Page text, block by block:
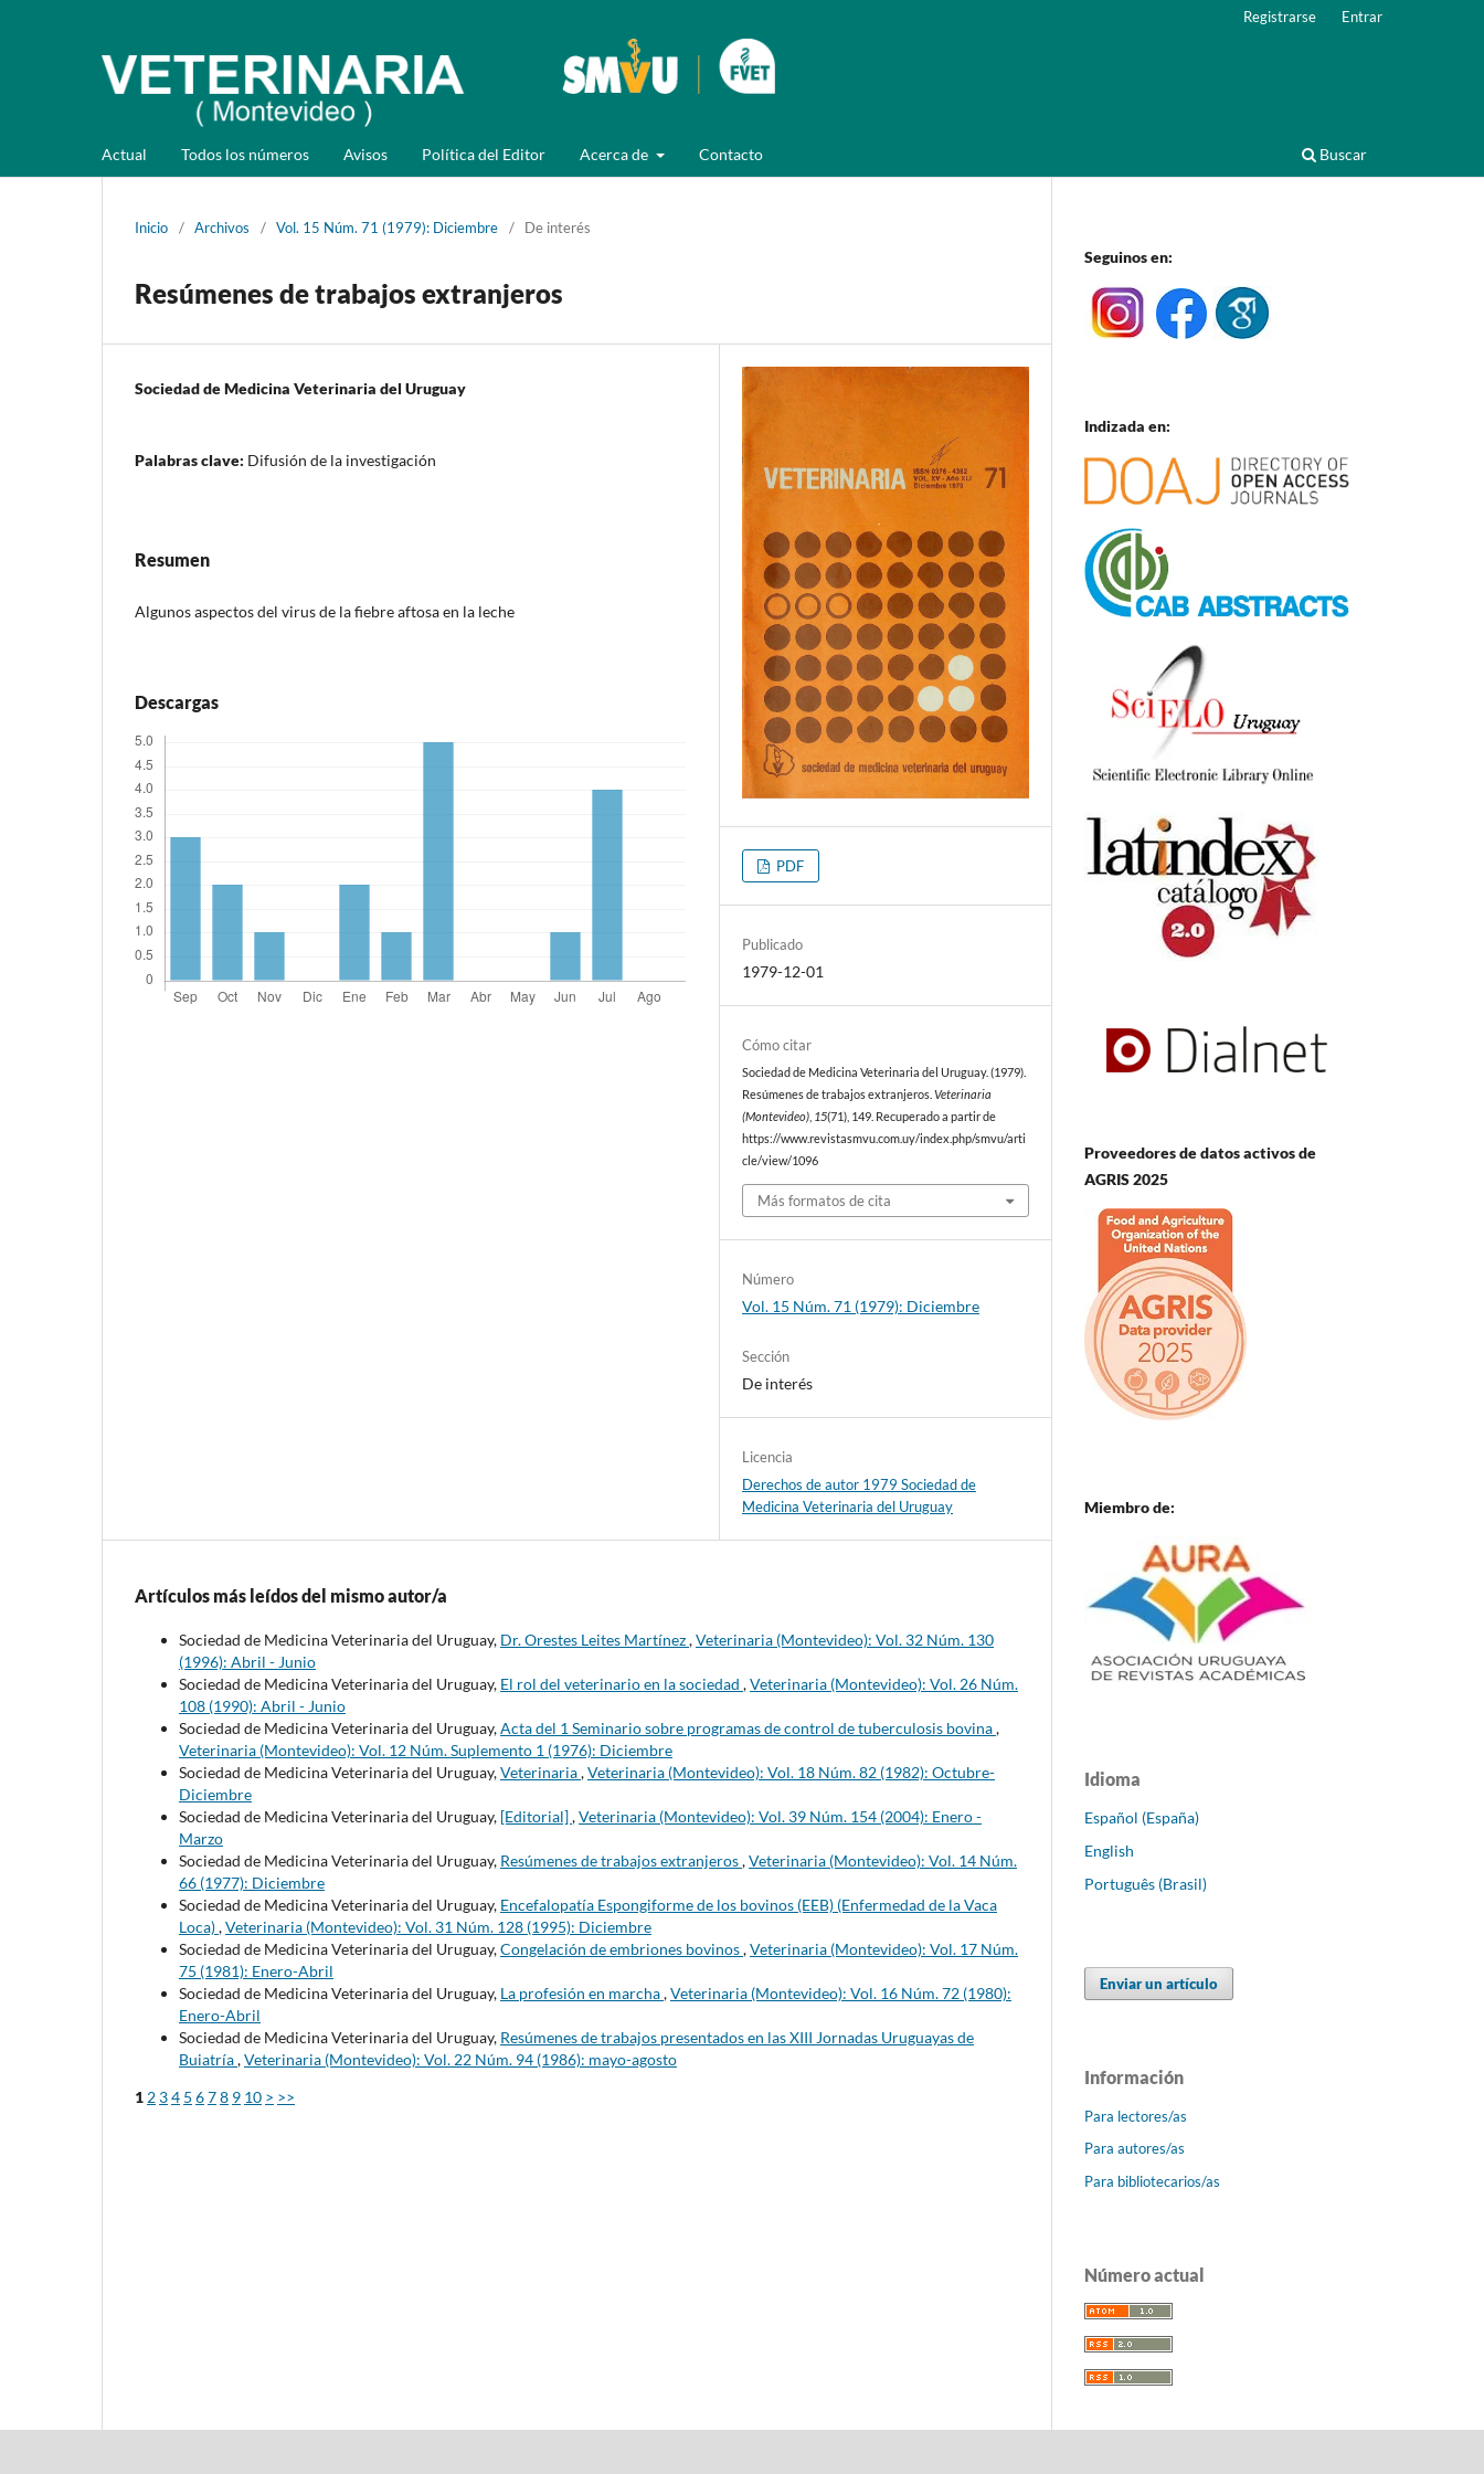
Actual Todos los números Avisos Política del Editor Acerca de Contacto Buscar
Registrarse Entrar
Inicio / Archivos / Vol. 15 Núm. 71 (1979): Diciembre / De interés
Resúmenes de trabajos extranjeros
Sociedad de Medicina Veterinaria del Uruguay
Palabras clave: Difusión de la investigación
Resumen
Algunos aspectos del virus de la fiebre aftosa en la leche
Descargas
PDF
Publicado
1979-12-01
Cómo citar
Sociedad de Medicina Veterinaria del Uruguay. (1979).
Resúmenes de trabajos extranjeros.Veterinaria
(Montevideo) 15(71), 149. Recuperado a partir de
https://www.revistasmvu.com.uy/index.php/smvu/arti
cle/view/1096
Más formatos de cita
Número
Vol. 15 Núm. 71 (1979): Diciembre
Sección
De interés
Licencia
Derechos de autor 1979 Sociedad de
Medicina Veterinaria del Uruguay
Artículos más leídos del mismo autor/a
Sociedad de Medicina Veterinaria del Uruguay, Dr. Orestes Leites Martínez,Veterinaria (Montevideo): Vol. 32 Núm. 130
(1996): Abril - Junio
Sociedad de Medicina Veterinaria del Uruguay, El rol del veterinario en la sociedad ,Veterinaria (Montevideo): Vol. 26 Núm.
108 (1990): Abril - Junio
Sociedad de Medicina Veterinaria del Uruguay,Acta del 1 Seminario sobre programas de control de tuberculosis bovina,
Veterinaria (Montevideo): Vol. 12 Núm. Suplemento 1 (1976): Diciembre
Sociedad de Medicina Veterinaria del Uruguay,Veterinaria,Veterinaria (Montevideo): Vol. 18 Núm. 82 (1982): Octubre-
Diciembre
Sociedad de Medicina Veterinaria del Uruguay, [Editorial],Veterinaria (Montevideo): Vol. 39 Núm. 154 (2004): Enero -
Marzo
Sociedad de Medicina Veterinaria del Uruguay, Resúmenes de trabajos extranjeros,Veterinaria (Montevideo): Vol. 14 Núm.
66 (1977): Diciembre
Sociedad de Medicina Veterinaria del Uruguay, Encefalopatía Espongiforme de los bovinos (EEB) (Enfermedad de la Vaca
Loca),Veterinaria (Montevideo): Vol. 31 Núm. 128 (1995): Diciembre
Sociedad de Medicina Veterinaria del Uruguay,Congelación de embriones bovinos,Veterinaria (Montevideo): Vol. 17 Núm.
75 (1981): Enero-Abril
Sociedad de Medicina Veterinaria del Uruguay, La profesión en marcha,Veterinaria (Montevideo): Vol. 16 Núm. 72 (1980):
Enero-Abril
Sociedad de Medicina Veterinaria del Uruguay, Resúmenes de trabajos presentados en las XIII Jornadas Uruguayas de
Buiatría,Veterinaria (Montevideo): Vol. 22 Núm. 94 (1986): mayo-agosto
1 2 34 5 678 9 10 > >>
Seguinos en:
Indizada en:
Proveedores de datos activos de
AGRIS 2025
Miembro de:
Idioma
Español (España)
English
Português (Brasil)
Enviar un artículo
Información
Para lectores/as
Para autores/as
Para bibliotecarios/as
Número actual